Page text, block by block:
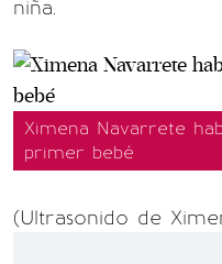
niña.
Ximena Navarrete
primer bebé
(Ultrasonido de